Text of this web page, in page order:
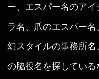
ー、エスパー名のア
ラ名、爪のエスパー
幻スタイルの事務所
の脇役名を探してい